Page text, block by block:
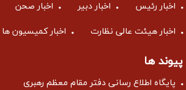
اخبار رئیس اخبار دبیر اخبار صحن
اخبار هیئت عالی نظارت اخبار کمیسیون ها
پیوند ها
پایگاه اطلاع رسانی دفتر مقام معظم رهبری